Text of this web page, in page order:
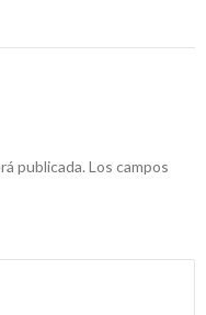
publicada. Los campos